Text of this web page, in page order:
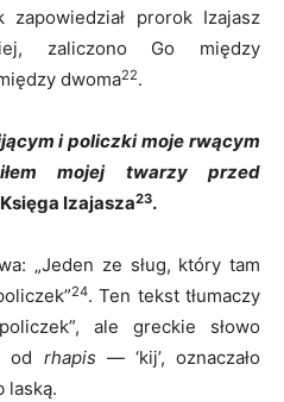
zapowiedział prorok Izajasz
zaliczono Go między
dwoma22.
i policzki moje rwącym
mojej twarzy przed
Izajasza23.
„Jeden ze sług, który tam
24. Ten tekst tłumaczy
ale greckie słowo
od rhapis — ‘kij’, oznaczało
laską.